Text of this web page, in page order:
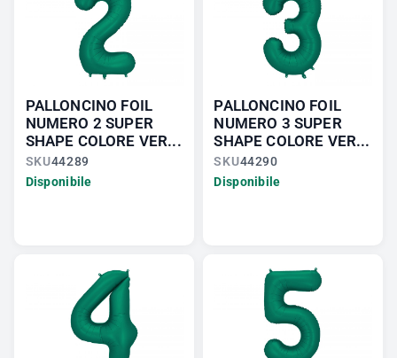
PALLONCINO FOIL
NUMERO 2 SUPER
SHAPE COLORE VER...
SKU44289
Disponibile
PALLONCINO FOIL
NUMERO 3 SUPER
SHAPE COLORE VER...
SKU44290
Disponibile